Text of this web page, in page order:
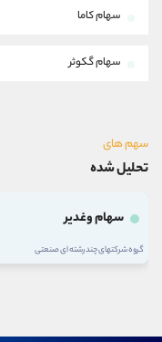
سهام کاما
سهام گکوثر
سهم های
تحلیل شده
سهام وغدیر
گروه شرکتهای چند رشته ای صنعتی